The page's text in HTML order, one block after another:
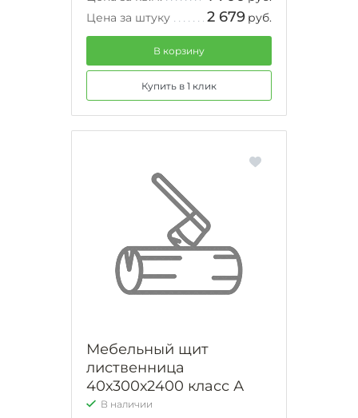
Цена за штуку
2 679 руб.
В корзину
Купить в 1 клик
Мебельный щит
лиственница
40х300х2400 класс А
В наличии